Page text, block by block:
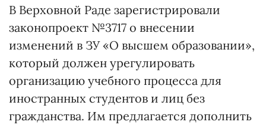
В Верховной Раде зарегистрировали
законопроект №3717 о внесении
изменений в ЗУ «О высшем образовании»,
который должен урегулировать
организацию учебного процесса для
иностранных студентов и лиц без
гражданства. Им предлагается дополнить